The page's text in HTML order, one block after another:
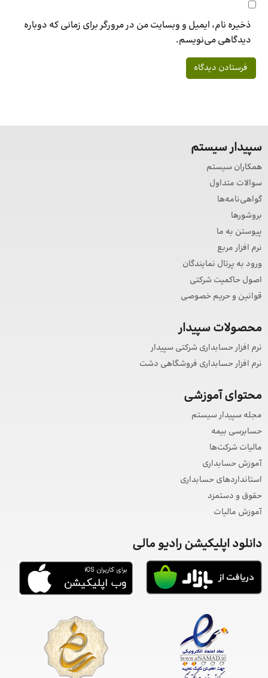
ذخیره نام، ایمیل و وبسایت من در مرورگر برای زمانی که دوباره
دیدگاهی می‌نویسم.
سپیدار سیستم
همکاران سیستم
سوالات متداول
گواهی‌نامه‌ها
بروشورها
پیوستن به ما
نرم افزار مربع
ورود به پرتال نمایندگان
اصول حاکمیت شرکتی
قوانین و حریم خصوصی
محصولات سپیدار
نرم افزار حسابداری شرکتی سپیدار
نرم افزار حسابداری فروشگاهی دشت
محتوای آموزشی
مجله سپیدار سیستم
حسابرسی بیمه
مالیات شرکت‌ها
آموزش حسابداری
استانداردهای حسابداری
حقوق و دستمزد
آموزش مالیات
دانلود اپلیکیشن رادیو مالی